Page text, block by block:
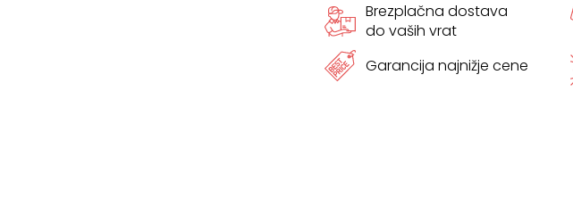
Brezplačna dostava
do vaših vrat
Garancija najnižje cene